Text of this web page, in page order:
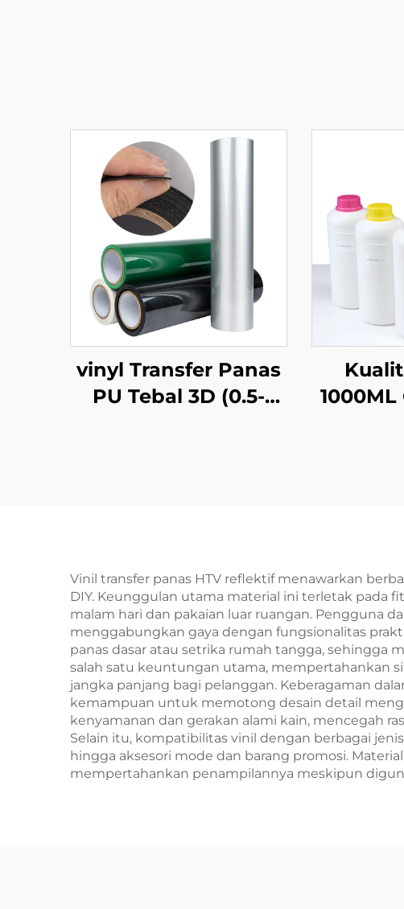
vinyl Transfer Panas
PU Tebal 3D (0.5-
1000ML
Vinil transfer panas HTV reflektif menawarkan
DIY. Keunggulan utama material ini terletak
malam hari dan pakaian luar ruangan. Pengguna
menggabungkan gaya dengan fungsionalitas
panas dasar atau setrika rumah tangga, sehingga
salah satu keuntungan utama, mempertahankan
jangka panjang bagi pelanggan. Keberagaman
kemampuan untuk memotong desain detail
kenyamanan dan gerakan alami kain, mencegah
Selain itu, kompatibilitas vinil dengan berbagai
hingga aksesori mode dan barang promosi.
mempertahankan penampilannya meskipun